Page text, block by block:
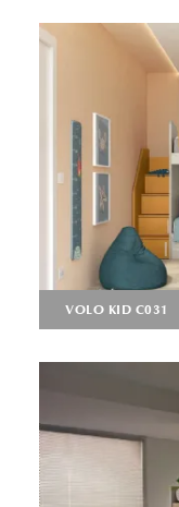
VOLO KID C031